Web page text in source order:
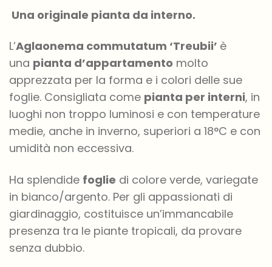
Una originale pianta da interno.
L’Aglaonema commutatum ‘Treubii’ è
una pianta d’appartamento molto
apprezzata per la forma e i colori delle sue
foglie. Consigliata come pianta per interni, in
luoghi non troppo luminosi e con temperature
medie, anche in inverno, superiori a 18°C e con
umidità non eccessiva.
Ha splendide foglie di colore verde, variegate
in bianco/argento. Per gli appassionati di
giardinaggio, costituisce un’immancabile
presenza tra le piante tropicali, da provare
senza dubbio.